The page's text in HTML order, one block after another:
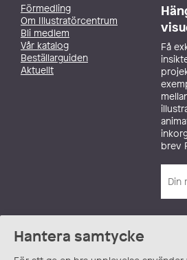
Hantera samtycke
Förmedling
Om Illustratörcentrum
Bli medlem
Vår katalog
Beställarguiden
Aktuellt
Få
brev